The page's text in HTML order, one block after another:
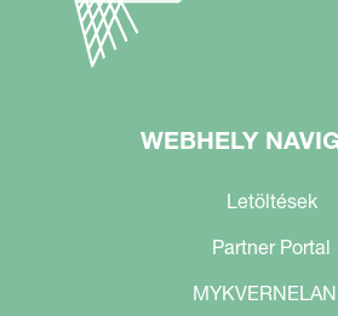
WEBHELY
Letöltések
Partner Portal